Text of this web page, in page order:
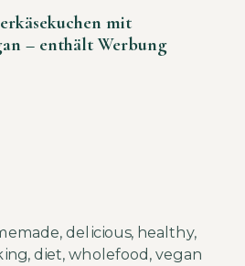
mit
– enthält Werbung